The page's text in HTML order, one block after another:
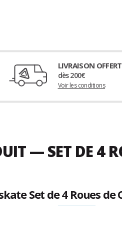
LIVRAISON
dès 200€
Voir les conditions
— SET DE 4
Set de 4 Roues